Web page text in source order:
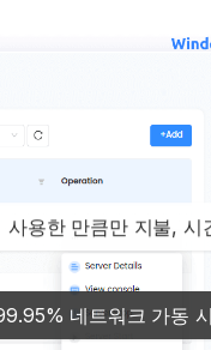
사용한 만큼만 지불, 시
네트워크 가동